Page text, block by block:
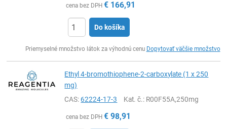
cena bez DPH € 166,91
Do košíka
Priemyselné množstvo látok za výhodnú cenu Dopytovať väčšie množstvo
Ethyl 4-bromothiophene-2-carboxylate (1 x 250
mg)
CAS:62224-17-3 Kat. č.: R00F55A,250mg
cena bez DPH € 98,91